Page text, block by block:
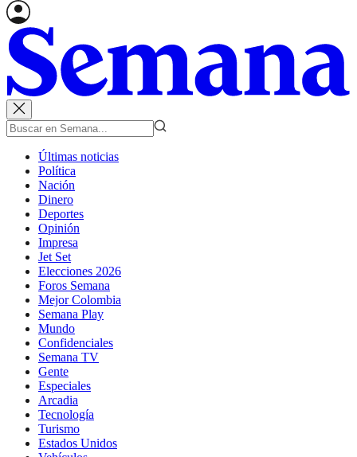
Últimas noticias
Política
Nación
Dinero
Deportes
Opinión
Impresa
Jet Set
Elecciones 2026
Foros Semana
Mejor Colombia
Semana Play
Mundo
Confidenciales
Semana TV
Gente
Especiales
Arcadia
Tecnología
Turismo
Estados Unidos